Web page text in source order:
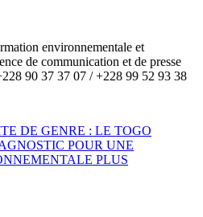
environnementale et
de communication et de presse
90 37 37 07 / +228 99 52 93 38
DE GENRE : LE TOGO
POUR UNE
PLUS